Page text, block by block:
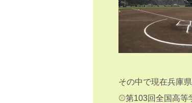
その中で現在兵庫
⚾️第103回全国高等